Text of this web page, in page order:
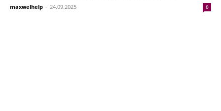
maxwelhelp - 24.09.2025 0